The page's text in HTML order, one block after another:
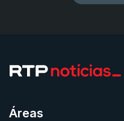
Áreas